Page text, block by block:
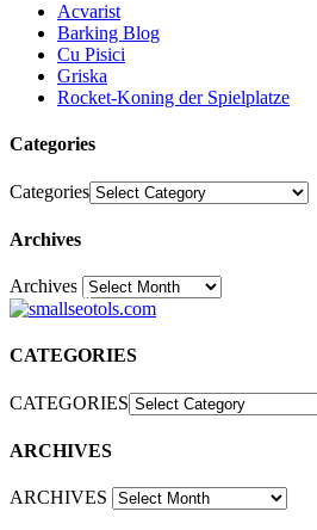
Acvarist
Barking Blog
Cu Pisici
Griska
Rocket-Koning der Spielplatze
Categories
Categories
Archives
Archives30
CATEGORIES
CATEGORIES
ARCHIVES
ARCHIVES